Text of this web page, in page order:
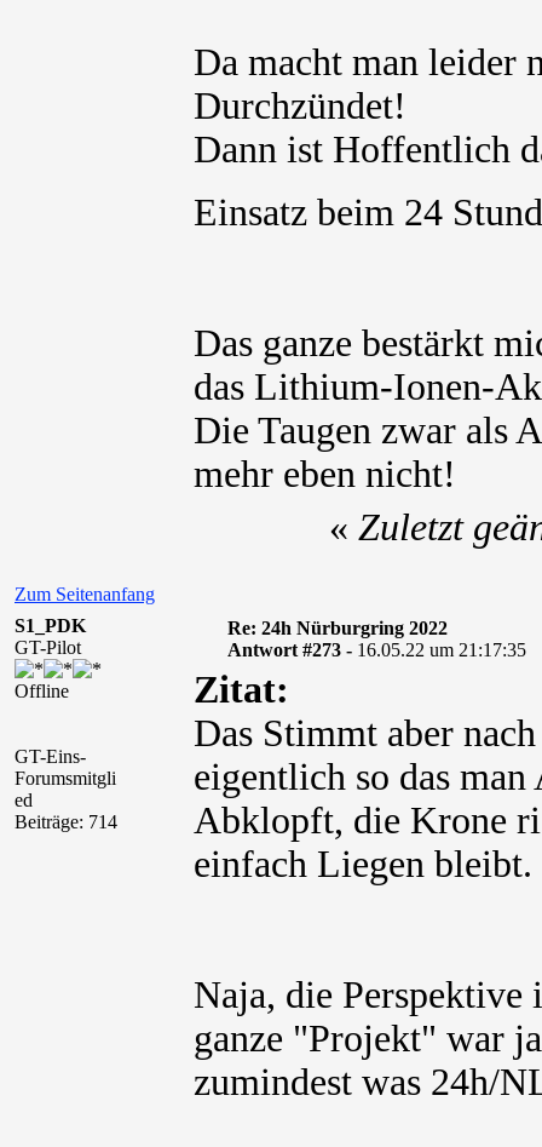
Da macht man leider
Durchzündet!
Dann ist Hoffentlich
Einsatz beim 24
Das ganze bestärkt
das Lithium-Ionen-
Die Taugen zwar als
mehr eben nicht!
Zum Seitenanfang
« Zuletzt
S1_PDK
GT-Pilot
Offline
GT-Eins-
Forumsmitgli
ed
Beiträge: 714
Re: 24h Nürburgring 2022
Antwort #273 - 16.05.22 um 21:17:35
Zitat:
Das Stimmt aber
eigentlich so das
Abklopft, die Krone
einfach Liegen bleibt.
Naja, die Perspektive
ganze "Projekt" war
zumindest was 24h/